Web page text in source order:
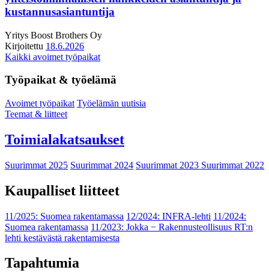
kustannusasiantuntija
Yritys Boost Brothers Oy
Kirjoitettu 18.6.2026
Kaikki avoimet työpaikat
Työpaikat & työelämä
Avoimet työpaikat Työelämän uutisia
Teemat & liitteet
Toimialakatsaukset
Suurimmat 2025 Suurimmat 2024 Suurimmat 2023 Suurimmat 2022
Kaupalliset liitteet
11/2025: Suomea rakentamassa 12/2024: INFRA-lehti 11/2024:
Suomea rakentamassa 11/2023: Jokka − Rakennusteollisuus RT:n
lehti kestävästä rakentamisesta
Tapahtumia